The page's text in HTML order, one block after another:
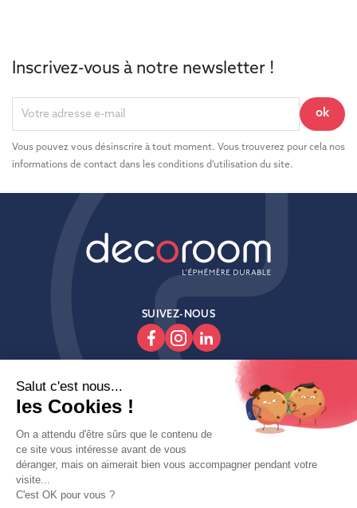
Inscrivez-vous à notre newsletter !
Vous pouvez vous désinscrire à tout moment. Vous trouverez pour cela nos
informations de contact dans les conditions d'utilisation du site.
SUIVEZ-NOUS
Produits 
Decoroom
Contactez-Nous